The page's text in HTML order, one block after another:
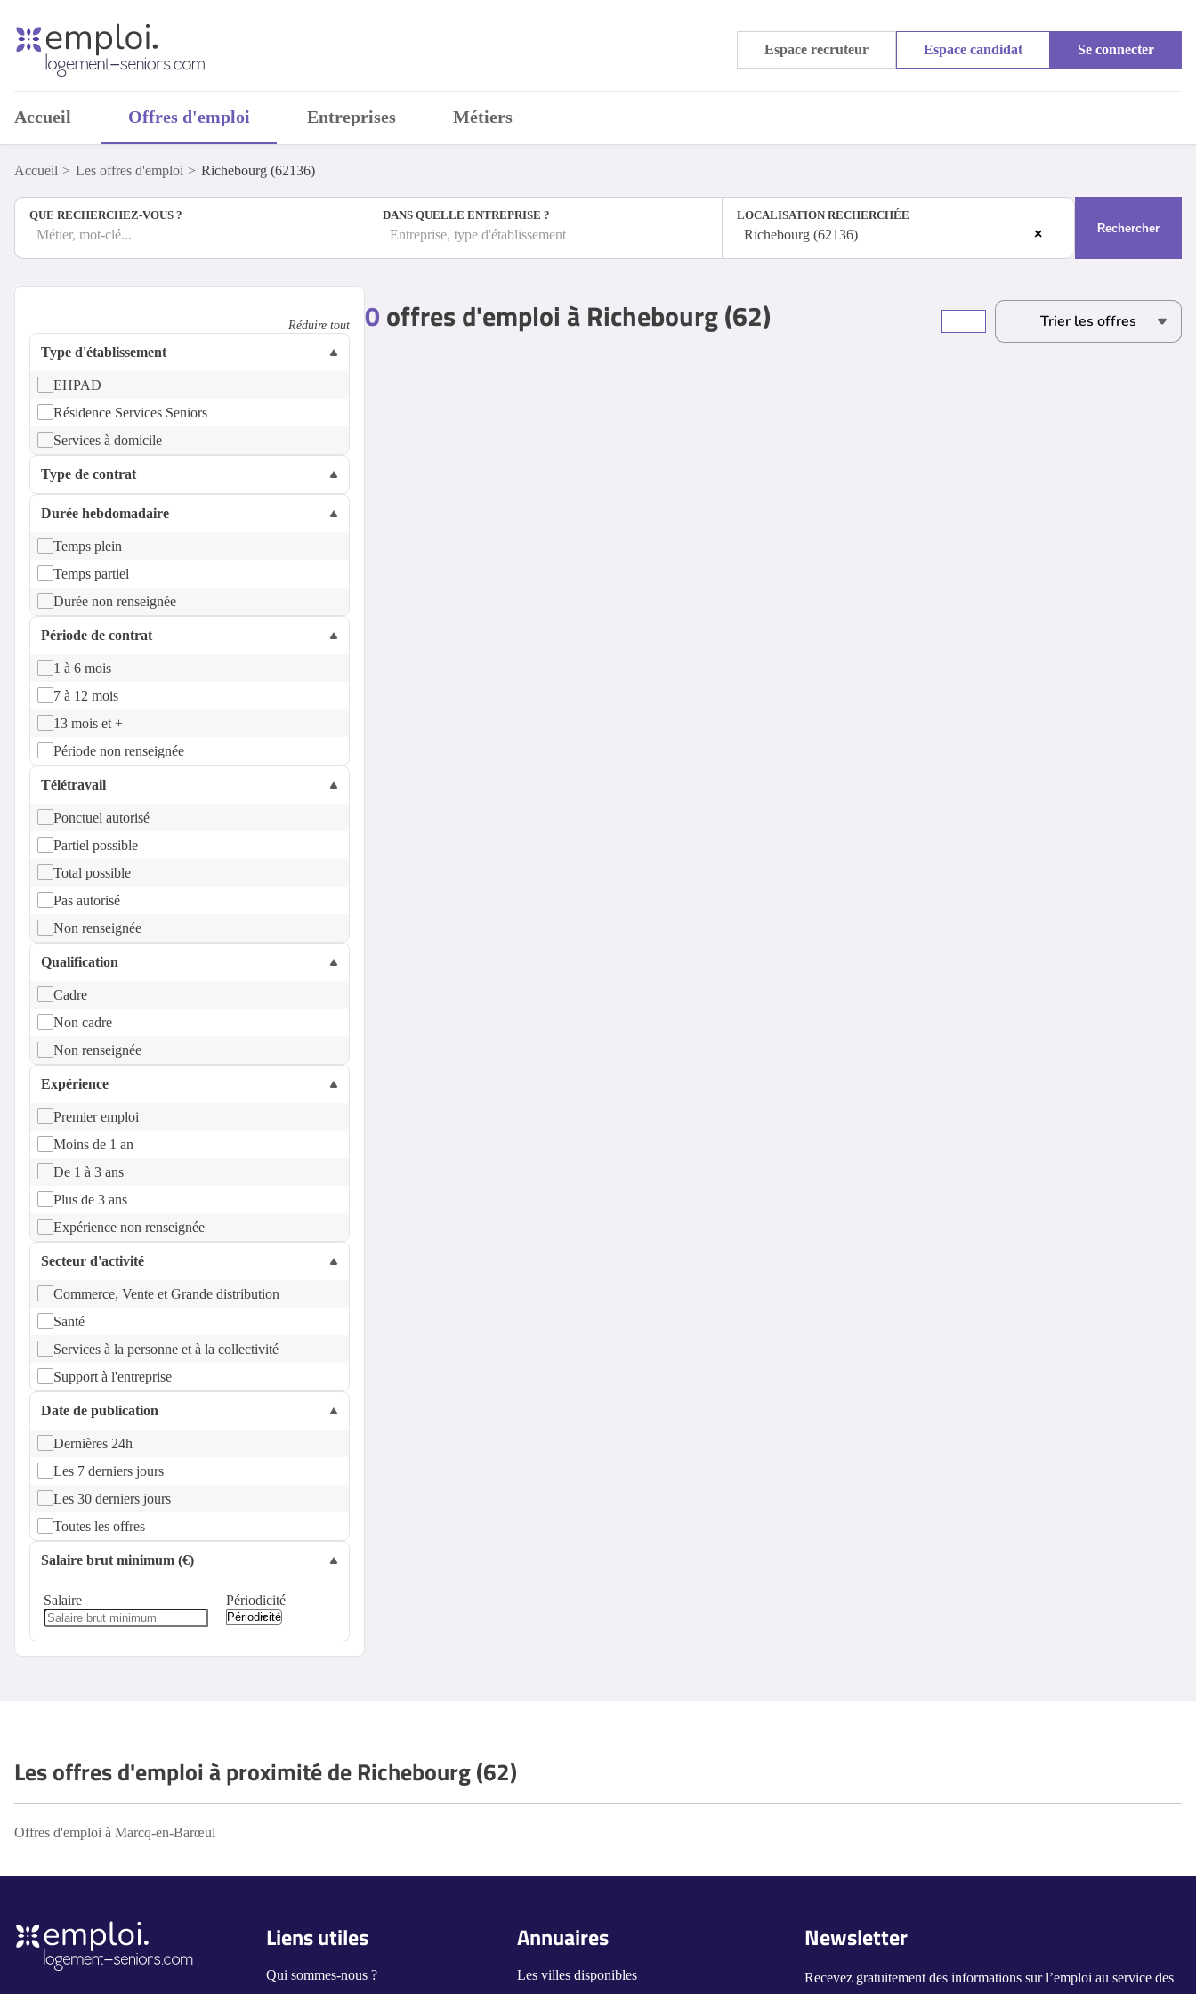
Espace recruteur Espace candidat Se connecter
Accueil Offres d'emploi Entreprises Métiers
Accueil Les offres d'emploi Richebourg (62136)
QUE RECHERCHEZ-VOUS ?
Métier, mot-clé...
DANS QUELLE ENTREPRISE ?
Entreprise, type d'établissement
LOCALISATION RECHERCHÉE
×
Richebourg (62136) Rechercher
0offres d'emploi à Richebourg (62)
Réduire tout
Type d'établissement
EHPAD
Résidence Services Seniors
Services à domicile
Type de contrat
Durée hebdomadaire
Temps plein
Temps partiel
Durée non renseignée
Période de contrat
1 à 6 mois
7 à 12 mois
13 mois et +
Période non renseignée
Télétravail
Ponctuel autorisé
Partiel possible
Total possible
Pas autorisé
Non renseignée
Qualification
Cadre
Non cadre
Non renseignée
Expérience
Premier emploi
Moins de 1 an
De 1 à 3 ans
Plus de 3 ans
Expérience non renseignée
Secteur d'activité
Commerce, Vente et Grande distribution
Santé
Services à la personne et à la collectivité
Support à l'entreprise
Date de publication
Dernières 24h
Les 7 derniers jours
Les 30 derniers jours
Toutes les offres
Salaire brut minimum (€)
Salaire Périodicité
Les offres d'emploi à proximité de Richebourg (62)
Offres d'emploi à Marcq-en-Barœul
Newsletter
Recevez gratuitement des informations sur l’emploi au service des
Liens utiles
Qui sommes-nous ?
Annuaires
Les villes disponibles